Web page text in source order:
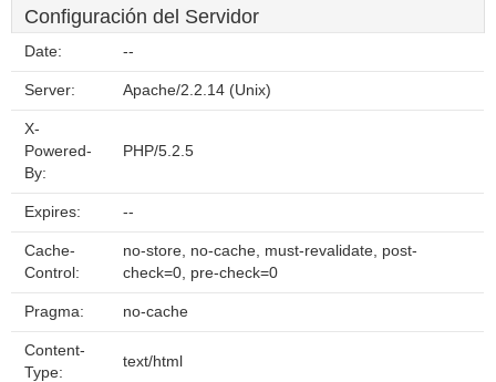
Configuración del Servidor
Date: --
Server: Apache/2.2.14 (Unix)
X-
Powered-
By:
PHP/5.2.5
Expires: --
Cache-
Control:
no-store, no-cache, must-revalidate, post-
check=0, pre-check=0
Pragma: no-cache
Content-
Type:
text/html